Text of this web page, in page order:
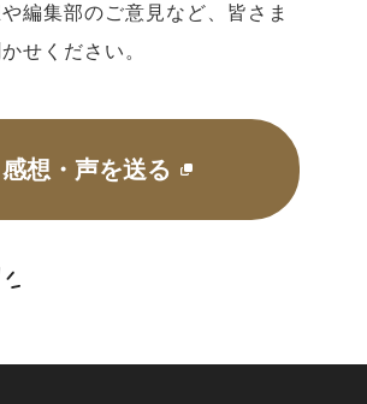
編集部のご意見など、皆さま
せください。
感想・声を送る